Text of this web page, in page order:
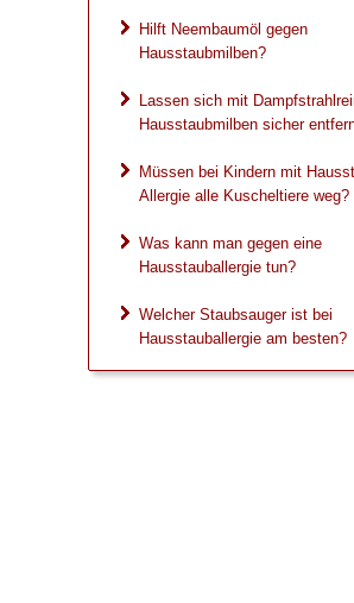
Hilft Neembaumöl gegen
Hausstaubmilben?
Lassen sich mit
Hausstaubmilben sicher
Müssen bei Kindern mit
Allergie alle Kuscheltiere weg?
Was kann man gegen eine
Hausstauballergie tun?
Welcher Staubsauger ist bei
Hausstauballergie am besten?